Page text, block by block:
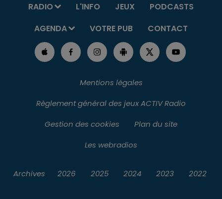
RADIO L'INFO JEUX
PODCASTS
AGENDA
VOTRE PUB CONTACT
Mentions légales
Règlement général des jeux ACTIV Radio
Gestion des cookies
Plan du site
Les webradios
Archives 2026 2025 2024 2023 2022